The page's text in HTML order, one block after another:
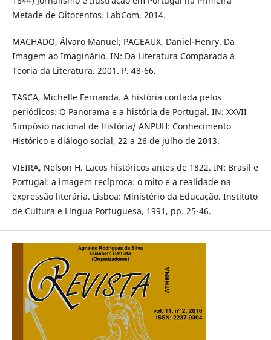
Metade de Oitocentos. LabCom, 2014.
MACHADO, Álvaro Manuel; PAGEAUX, Daniel-Henry. Da
Imagem ao Imaginário. IN: Da Literatura Comparada à
Teoria da Literatura. 2001. P. 48-66.
TASCA, Michelle Fernanda. A história contada pelos
periódicos: O Panorama e a história de Portugal. IN: XXVII
Simpósio nacional de História/ ANPUH: Conhecimento
Histórico e diálogo social, 22 a 26 de julho de 2013.
VIEIRA, Nelson H. Laços históricos antes de 1822. IN: Brasil e
Portugal: a imagem recíproca: o mito e a realidade na
expressão literária. Lisboa: Ministério da Educação. Instituto
de Cultura e Língua Portuguesa, 1991, pp. 25-46.